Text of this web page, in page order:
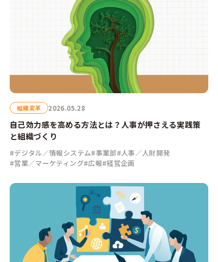
組織変革 2026.05.28
自己効力感を高める方法とは？人事が押さえる実践策
と組織づくり
#デジタル／情報システム#事業部#人事／人財開発
#営業／マーケティング#広報#経営企画